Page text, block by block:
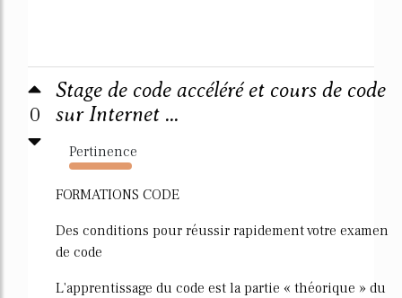
0
Stage de code accéléré et cours de code
sur Internet ...
Pertinence
448%
FORMATIONS CODE
Des conditions pour réussir rapidement votre examen
de code
L'apprentissage du code est la partie « théorique » du